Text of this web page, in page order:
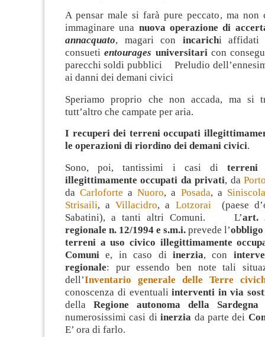
A pensar male si farà pure peccato, ma
immaginare una nuova operazione di
annacquato, magari con incarichi affidati
consuetientourages universitaricon
parecchi soldi pubblici Preludio
ai danni dei demani civici
Speriamo proprio che non accada, ma si
tutt’altro che campate per aria.
I recuperi dei terreni occupati
le operazioni di riordino dei demani civici.
Sono, poi, tantissimi i casi di
illegittimamente occupati da privati, da
daCarloforte aNuoro, a Posada, a Siniscola
Strisaili, aVillacidro, a Lotzorai (paese
Sabatini), a tanti altri Comuni. L’art.
regionale n. 12/1994 e s.m.i. prevede l’obbligo
terreni a uso civico illegittimamente
Comuni e, in caso di inerzia, con
regionale: pur essendo ben note tali
dell’Inventario generale delle Terre
conoscenza di eventualiinterventi in via
della Regione autonoma della Sardegna
numerosissimi casi diinerzia da parte dei
E’ ora di farlo.